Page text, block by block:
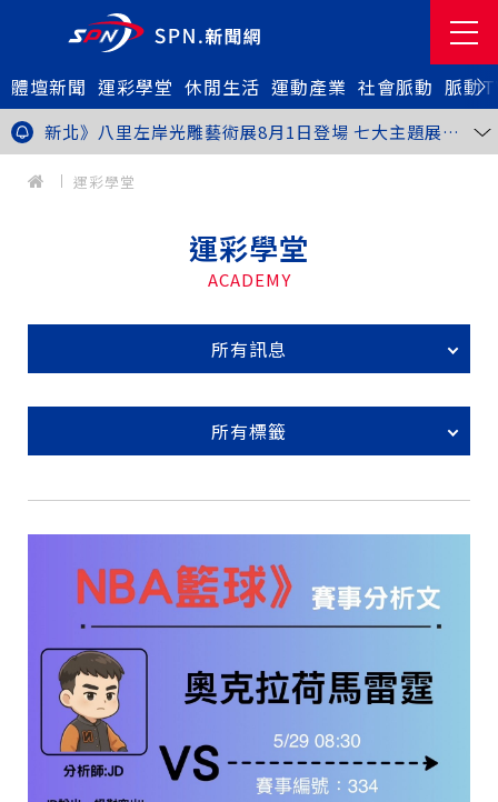
體壇新聞 運彩學堂 休閒生活 運動產業 社會脈動 脈動
金牌搖籃驚傳「球荒」！江啟臣偕運彩公會挺萬和國
中，捐贈 1800 顆羽球助小將 4 月全中運奪金
台中》15分鐘的診療，13年的堅持！ 中山醫大牙醫系
跨海義診13年
新北》八里左岸光雕藝術展8月1日登場 七大主題展區
打造夏夜光影盛宴
台中》中聯油脂案釀全民恐慌 議員張芬郁質詢轟食安稽
查失衡釀隱匿漏洞
台中》九位台灣當代藝術家齊聚 《九境》聯展佛光緣台
防治理平台」等3主張
台中》中山醫大攜手新創登陸亞洲生技展 發表「微奈米
眼用鏡片」等13項臨床研發技術
高雄》啟用近30年迎來外觀與結構重塑 高雄旗津輪渡
專題人物》我不是會長，是歐巴桑！」穆閩珠自掏腰包
台中》甜點烘焙成憂鬱症處方箋！25歲「準醫學生」靠
台中》中捷聯名VTuber活動告捷 首5日運量增24%周
中部首間雅樂軒酒店
THE世界大學影響力排名公佈 中山醫大SDG3獲全球第
重要前置作業
2026年金星最佳觀賞期將至 週五日落後仰角達全年最
文秀
台中》端午節前勞累驚覺單側無力 攤商「亞急性腦出
血」醫籲三徵兆速就醫
台中》跨越萬里深耕20年 中山附醫協助吐瓦魯建置首
套急診檢傷系統
世足》姆巴佩梅開二度破隊史紀錄 法國3比1擊敗塞內
加爾奪世界盃開門紅
搶攻端午連假人潮 臺北天文館推銀河特展與免費劇場搶
客
台中》萬豐國小奪少棒全國冠軍 赴美參賽盼各界正視
500萬經費缺口
蕭美琴視察帛琉Malakal島開發計畫 盼深化台帛水產與
醫療合作
婦人眼角冒水皰確診帶狀皰疹 臺中醫院跨科即時診治化
解失明與腦炎危機
參山處「梨山原民歌舞與工藝體驗」6月登場 結合永續
觀光推深度部落旅遊
台中》中央挹注逾8成！蔡其昌爭取4980萬 翻新清水五
權路道路與人行步道
智慧科技解救護士的腿！中山醫大與仁寶攜手「送藥機
運彩學堂
運彩學堂
ACADEMY
所有訊息
所有標籤